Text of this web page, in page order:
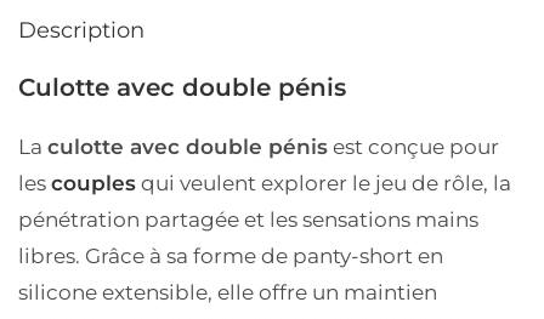
Description
Culotte avec double pénis
La culotte avec double pénis est conçue pour
les couples qui veulent explorer le jeu de rôle, la
pénétration partagée et les sensations mains
libres. Grâce à sa forme de panty-short en
silicone extensible, elle offre un maintien